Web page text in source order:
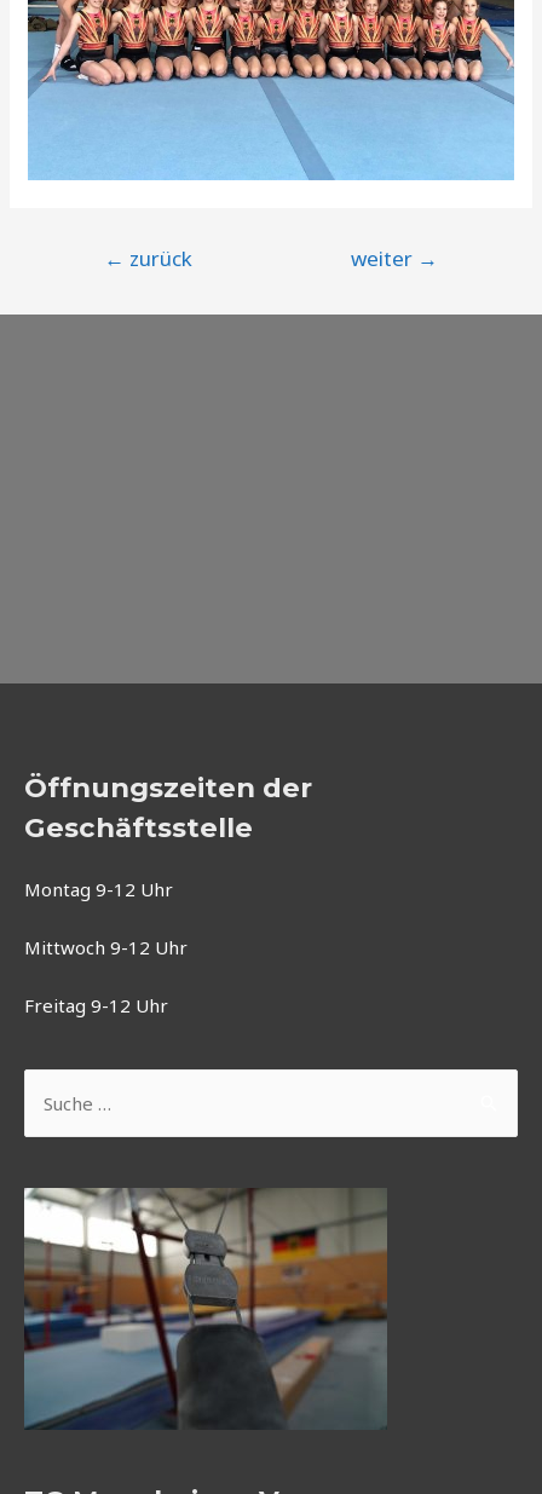
Beitragsnavigation
← zurück weiter →
Öffnungszeiten der
Geschäftsstelle
Montag 9-12 Uhr
Mittwoch 9-12 Uhr
Freitag 9-12 Uhr
nach: